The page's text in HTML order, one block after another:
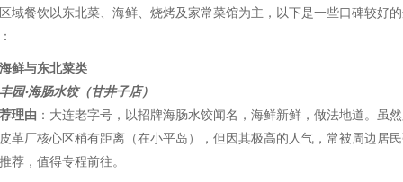
域餐饮以东北菜、海鲜、烧烤及家常菜馆为主，以下是一些口碑较好
鲜与东北菜类
园·海肠水饺（甘井子店）
理由 ：大连老字号，以招牌海肠水饺闻名，海鲜新鲜，做法地道。虽
革厂核心区稍有距离（在小平岛），但因其极高的人气，常被周边居
荐，值得专程前往。